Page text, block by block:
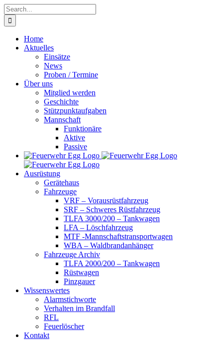
Skip
to
content
Search
for:
Home
Aktuelles
Einsätze
News
Proben / Termine
Über uns
Mitglied werden
Geschichte
Stützpunktaufgaben
Mannschaft
Funktionäre
Aktive
Passive
Ausrüstung
Gerätehaus
Fahrzeuge
VRF – Vorausrüstfahrzeug
SRF – Schweres Rüstfahrzeug
TLFA 3000/200 – Tankwagen
LFA – Löschfahrzeug
MTF -Mannschaftstransportwagen
WBA – Waldbrandanhänger
Fahrzeuge Archiv
TLFA 2000/200 – Tankwagen
Rüstwagen
Pinzgauer
Wissenswertes
Alarmstichworte
Verhalten im Brandfall
RFL
Feuerlöscher
Kontakt